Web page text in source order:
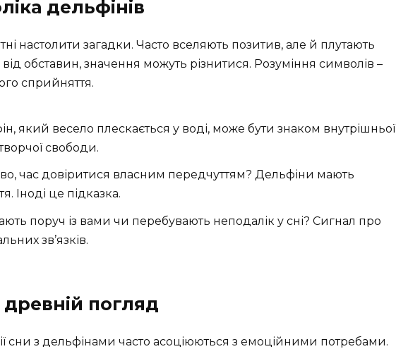
дельфінів
настолити загадки. Часто вселяють позитив, але й плутають
обставин, значення можуть різнитися. Розуміння символів –
сприйняття.
який весело плескається у воді, може бути знаком внутрішньої
свободи.
час довіритися власним передчуттям? Дельфіни мають
Іноді це підказка.
поруч із вами чи перебувають неподалік у сні? Сигнал про
зв’язків.
погляд
сни з дельфінами часто асоціюються з емоційними потребами.